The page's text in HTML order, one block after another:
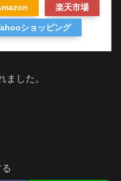
楽天市場
ショッピング
ました。